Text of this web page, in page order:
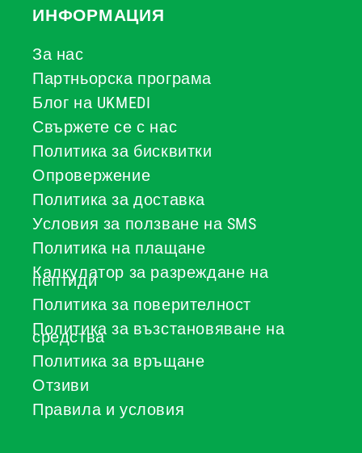
ИНФОРМАЦИЯ
За нас
Партньорска програма
Блог на UKMEDI
Свържете се с нас
Политика за бисквитки
Опровержение
Политика за доставка
Условия за ползване на SMS
Политика на плащане
Калкулатор за разреждане на
пептиди
Политика за поверителност
Политика за възстановяване на
средства
Политика за връщане
Отзиви
Правила и условия